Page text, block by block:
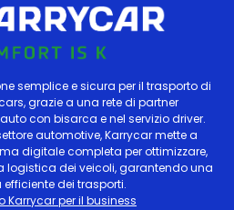
semplice e sicura per il trasporto di
grazie a una rete di partner
con bisarca e nel servizio driver.
automotive, Karrycar mette a
digitale completa per ottimizzare,
logistica dei veicoli, garantendo una
efficiente dei trasporti.
Karrycar per il business